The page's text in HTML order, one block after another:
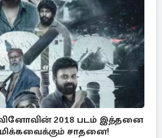
2018 படம் இத்தனை
சாதனை!